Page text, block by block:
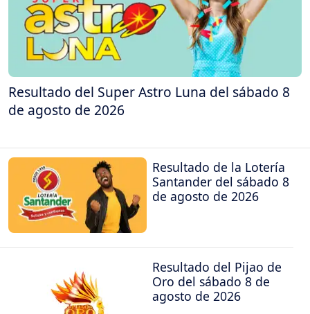
Resultado del Super Astro Luna del sábado 8
de agosto de 2026
Resultado de la Lotería
Santander del sábado 8
de agosto de 2026
Resultado del Pijao de
Oro del sábado 8 de
agosto de 2026